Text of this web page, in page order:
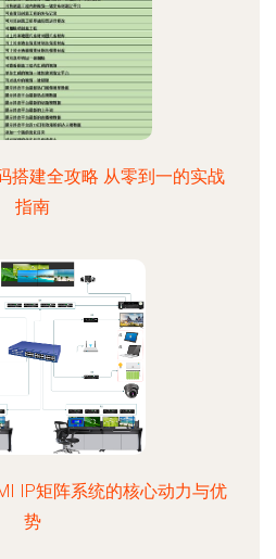
搭建全攻略 从零到一的实战
指南
IP矩阵系统的核心动力与优
势